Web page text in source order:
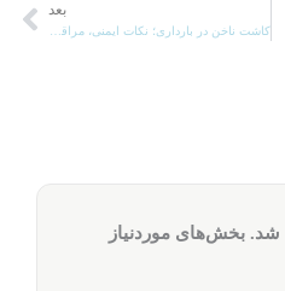
بعد
شد. بخش‌های موردنیاز